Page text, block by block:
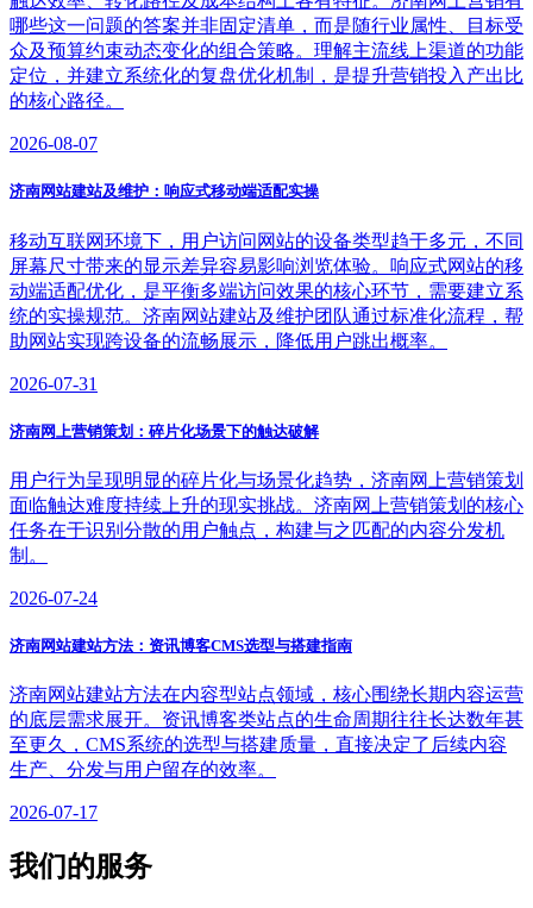
哪些这一问题的答案并非固定清单，而是随行业属性、目标受
众及预算约束动态变化的组合策略。理解主流线上渠道的功能
定位，并建立系统化的复盘优化机制，是提升营销投入产出比
的核心路径。
2026-08-07
济南网站建站及维护：响应式移动端适配实操
移动互联网环境下，用户访问网站的设备类型趋于多元，不同
屏幕尺寸带来的显示差异容易影响浏览体验。响应式网站的移
动端适配优化，是平衡多端访问效果的核心环节，需要建立系
统的实操规范。济南网站建站及维护团队通过标准化流程，帮
助网站实现跨设备的流畅展示，降低用户跳出概率。
2026-07-31
济南网上营销策划：碎片化场景下的触达破解
用户行为呈现明显的碎片化与场景化趋势，济南网上营销策划
面临触达难度持续上升的现实挑战。济南网上营销策划的核心
任务在于识别分散的用户触点，构建与之匹配的内容分发机
制。
2026-07-24
济南网站建站方法：资讯博客CMS选型与搭建指南
济南网站建站方法在内容型站点领域，核心围绕长期内容运营
的底层需求展开。资讯博客类站点的生命周期往往长达数年甚
至更久，CMS系统的选型与搭建质量，直接决定了后续内容
生产、分发与用户留存的效率。
2026-07-17
我们的服务